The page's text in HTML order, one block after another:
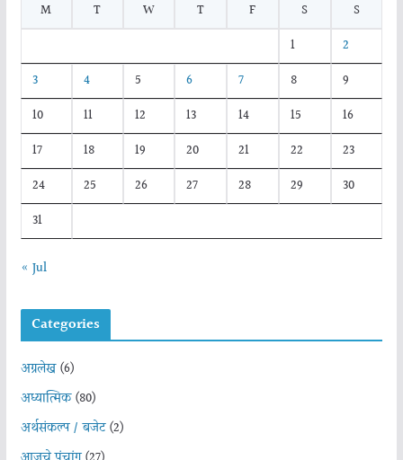
M
T W T F S
S
1
2
3
4 5 6 7 8
9
10
11 12 13 14 15
16
17
18 19 20 21 22
23
24
25 26 27 28 29
30
31
« Jul
Categories
अग्रलेख(6)
अध्यात्मिक(80)
अर्थसंकल्प / बजेट(2)